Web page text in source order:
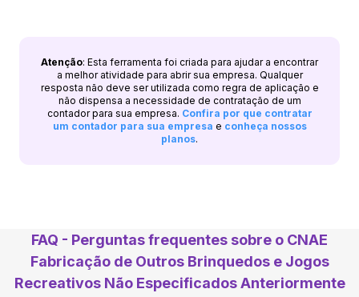
Atenção: Esta ferramenta foi criada para ajudar a encontrar
a melhor atividade para abrir sua empresa. Qualquer
resposta não deve ser utilizada como regra de aplicação e
não dispensa a necessidade de contratação de um
contador para sua empresa. Confira por que contratar
um contador para sua empresa e conheça nossos
planos.
FAQ - Perguntas frequentes sobre o CNAE
Fabricação de Outros Brinquedos e Jogos
Recreativos Não Especificados Anteriormente